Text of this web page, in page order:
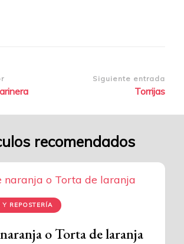
Siguiente entrada
Torrijas
recomendados
REPOSTERÍA
o Torta de laranja